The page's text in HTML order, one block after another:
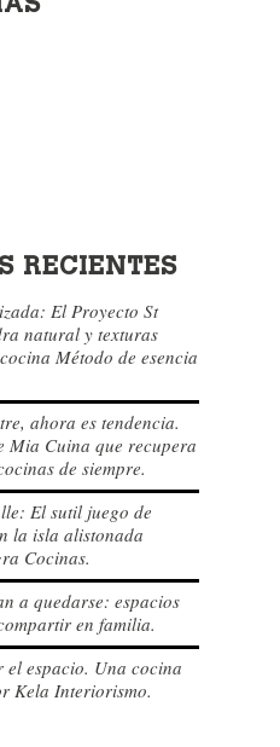
RECIENTES
El Proyecto St
natural y texturas
Método de esencia
ahora es tendencia.
Mia Cuina que recupera
de siempre.
El sutil juego de
la isla alistonada
Cocinas.
a quedarse: espacios
en familia.
el espacio. Una cocina
Kela Interiorismo.